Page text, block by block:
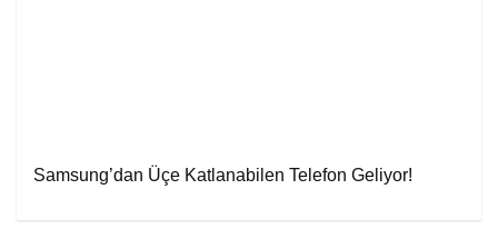
Samsung’dan Üçe Katlanabilen Telefon Geliyor!